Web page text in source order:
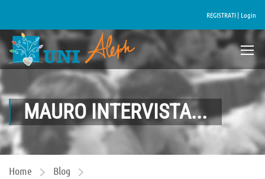
REGISTRATI | Login
MAURO INTERVISTA...
Home
Blog